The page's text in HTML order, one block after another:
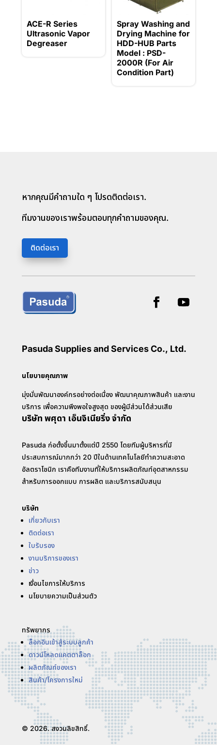
ACE-R Series
Ultrasonic Vapor
Degreaser
Spray Washing and
Drying Machine for
HDD-HUB Parts
Model : PSD-
2000R (For Air
Condition Part)
หากคุณมีคำถามใด ๆ โปรดติดต่อเรา.
ทีมงานของเราพร้อมตอบทุกคำถามของคุณ.
ติดต่อเรา
Pasuda Supplies and Services Co., Ltd.
นโยบายคุณภาพ
มุ่งมั่นพัฒนาองค์กรอย่างต่อเนื่อง พัฒนาคุณภาพสินค้า และงาน
บริการ เพื่อความพึงพอใจสูงสุด ของผู้มีส่วนได้ส่วนเสีย
บริษัท พศุดา เอ็นจิเนียริ่ง จำกัด
Pasuda ก่อตั้งขึ้นมาตั้งแต่ปี 2550 โดยทีมผู้บริหารที่มี
ประสบการณ์มากกว่า 20 ปีในด้านเทคโนโลยีทำความสะอาด
อัลตราโซนิก เราคือทีมงานที่ให้บริการผลิตภัณฑ์อุตสาหกรรม
สำหรับการออกแบบ การผลิต และบริการสนับสนุน
บริษัท
เกี่ยวกับเรา
ติดต่อเรา
ใบรับรอง
งานบริการของเรา
ข่าว
เงื่อนไขการให้บริการ
นโยบายความเป็นส่วนตัว
ทรัพยากร
ล็อกอินเข้าสู่ระบบลูกค้า
ดาวน์โหลดแคตตาล็อก
ผลิตภัณฑ์ของเรา
สินค้า/โครงการใหม่
© 2026. สงวนลิขสิทธิ์.